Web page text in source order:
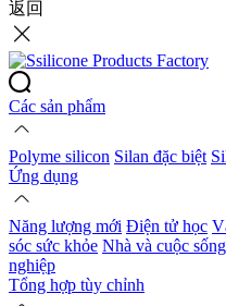
返回
Các sản phẩm
Polyme silicon Silan đặc biệt
Ứng dụng
Năng lượng mới Điện tử học
sóc sức khỏe Nhà và cuộc sống
nghiệp
Tổng hợp tùy chỉnh